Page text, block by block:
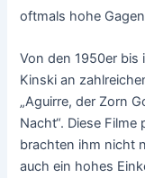
oftmals hohe
Von den 1950er bis
Kinski an
„Aguirre, der Zorn
Nacht“. Diese
brachten ihm nicht
auch ein hohes